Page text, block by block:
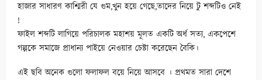
হাজার সাধারণ কাশ্মিরী যে গুম,খুন হয়ে গেছে,তাদের নিয়ে টু শব্দটিও নেই
!
ফাইল শব্দটি লাগিয়ে পরিচালক মহাশয় মূলত একটি অর্ধ সত্য, একপেশে
গল্পকে সমাজে প্রাধান্য পাইয়ে নেওয়ার চেষ্টা করেছেন বৈকি।
এই ছবি অনেক গুলো ফলাফল বয়ে নিয়ে আসবে । প্রথমত সারা দেশে